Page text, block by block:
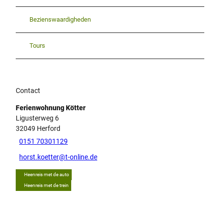
Bezienswaardigheden
Tours
Contact
Ferienwohnung Kötter
Ligusterweg 6
32049 Herford
0151 70301129
horst.koetter@t-online.de
Heenreis met de auto
Heenreis met de trein